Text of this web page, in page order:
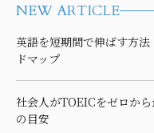
NEW ARTICLE
英語を短期間で伸ばす方
ドマップ
社会人がTOEICをゼロか
の目安